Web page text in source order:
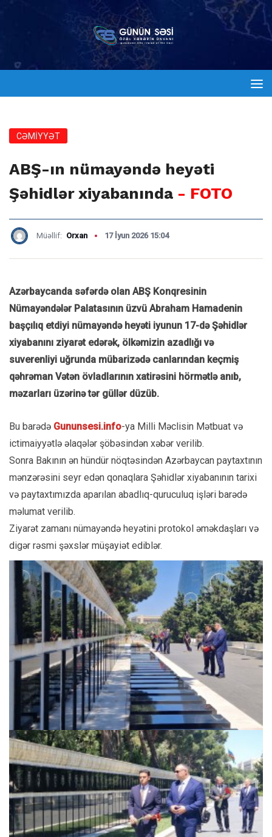
CƏMİYYƏT
ABŞ-ın nümayəndə heyəti
Şəhidlər xiyabanında - FOTO
Müəllif: Orxan 17 İyun 2026 15:04
Azərbaycanda səfərdə olan ABŞ Konqresinin
Nümayəndələr Palatasının üzvü Abraham Hamadenin
başçılıq etdiyi nümayəndə heyəti iyunun 17-də Şəhidlər
xiyabanını ziyarət edərək, ölkəmizin azadlığı və
suverenliyi uğrunda mübarizədə canlarından keçmiş
qəhrəman Vətən övladlarının xatirəsini hörmətlə anıb,
məzarları üzərinə tər güllər düzüb.
Bu barədə Gununsesi.info-ya Milli Məclisin Mətbuat və
ictimaiyyətlə əlaqələr şöbəsindən xəbər verilib.
Sonra Bakının ən hündür nöqtəsindən Azərbaycan paytaxtının
mənzərəsini seyr edən qonaqlara Şəhidlər xiyabanının tarixi
və paytaxtımızda aparılan abadlıq-quruculuq işləri barədə
məlumat verilib.
Ziyarət zamanı nümayəndə heyətini protokol əməkdaşları və
digər rəsmi şəxslər müşayiət ediblər.